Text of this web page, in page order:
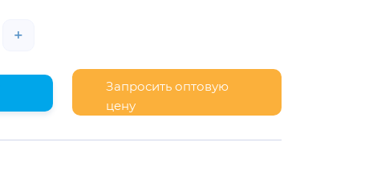
+
Запросить оптовую
цену